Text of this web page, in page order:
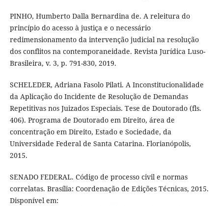
PINHO, Humberto Dalla Bernardina de. A releitura do
princípio do acesso à justiça e o necessário
redimensionamento da intervenção judicial na resolução
dos conflitos na contemporaneidade. Revista Jurídica Luso-
Brasileira, v. 3, p. 791-830, 2019.
SCHELEDER, Adriana Fasolo Pilati. A Inconstitucionalidade
da Aplicação do Incidente de Resolução de Demandas
Repetitivas nos Juizados Especiais. Tese de Doutorado (fls.
406). Programa de Doutorado em Direito, área de
concentração em Direito, Estado e Sociedade, da
Universidade Federal de Santa Catarina. Florianópolis,
2015.
SENADO FEDERAL. Código de processo civil e normas
correlatas. Brasília: Coordenação de Edições Técnicas, 2015.
Disponível em: